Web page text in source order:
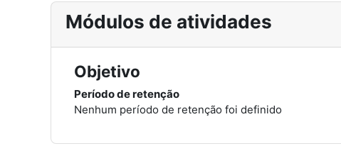
Módulos de atividades
Objetivo
Período de retenção
Nenhum período de retenção foi definido